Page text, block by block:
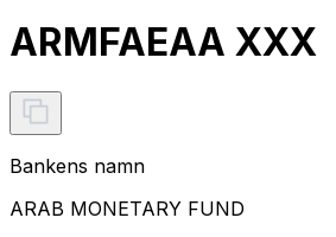
ARMFAEAA XXX
Bankens namn
ARAB MONETARY FUND